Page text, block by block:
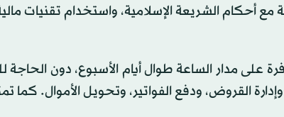
أحكام الشريعة الإسلامية، واستخدام تقنيات
على مدار الساعة طوال أيام الأسبوع، دون الحاجة
القروض، ودفع الفواتير، وتحويل الأموال. كما